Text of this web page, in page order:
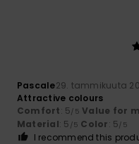
Pascale29. tammikuuta
Attractive colours
Comfort: 5/5 Value for
Material: 5 /5 Color: 5/5
I recommend this